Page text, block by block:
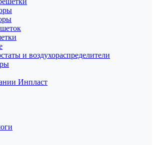
и воздухораспределители
Инпласт